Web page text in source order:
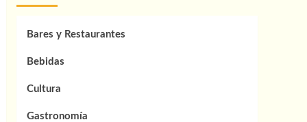
Bares y Restaurantes
Bebidas
Cultura
Gastronomía